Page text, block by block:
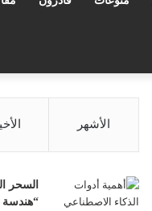
الأشهر
السحر
“هندسة